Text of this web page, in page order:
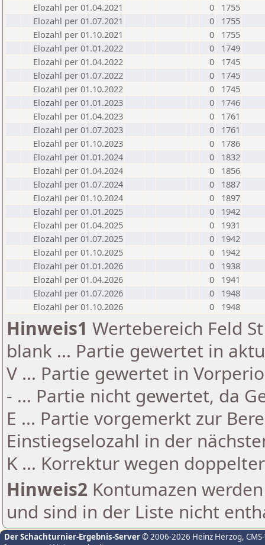
Elozahl per 01.04.2021
0
1755
Elozahl per 01.07.2021
0
1755
Elozahl per 01.10.2021
0
1755
Elozahl per 01.01.2022
0
1749
Elozahl per 01.04.2022
0
1745
Elozahl per 01.07.2022
0
1745
Elozahl per 01.10.2022
0
1745
Elozahl per 01.01.2023
0
1746
Elozahl per 01.04.2023
0
1761
Elozahl per 01.07.2023
0
1761
Elozahl per 01.10.2023
0
1786
Elozahl per 01.01.2024
0
1832
Elozahl per 01.04.2024
0
1856
Elozahl per 01.07.2024
0
1887
Elozahl per 01.10.2024
0
1897
Elozahl per 01.01.2025
0
1942
Elozahl per 01.04.2025
0
1931
Elozahl per 01.07.2025
0
1942
Elozahl per 01.10.2025
0
1942
Elozahl per 01.01.2026
0
1938
Elozahl per 01.04.2026
0
1941
Elozahl per 01.07.2026
0
1948
Elozahl per 01.10.2026
0 1948
Hinweis1 Wertebereich Feld
blank ... Partie gewertet in
V ... Partie gewertet in
- ... Partie nicht gewertet, da
E ... Partie vorgemerkt zur
Einstiegselozahl in der
K ... Korrektur wegen
Hinweis2 Kontumazen
und sind in der Liste nicht
Der Schachturnier-Ergebnis-Server© 2006-2026 Heinz Herzog,